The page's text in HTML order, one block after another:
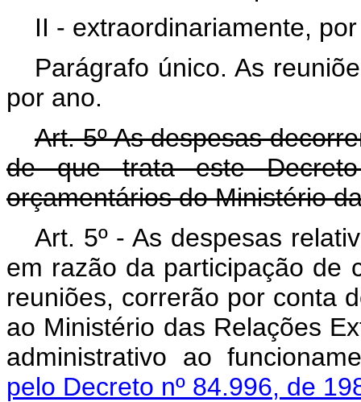
II - extraordinariamente,
Parágrafo único. As
por ano.
Art. 5º As despesas
de que trata este
orçamentários do Ministério
Art. 5º - As despesas
em razão da participação de
reuniões, correrão por conta
ao Ministério das Relações
administrativo ao
pelo Decreto nº 84.996, de